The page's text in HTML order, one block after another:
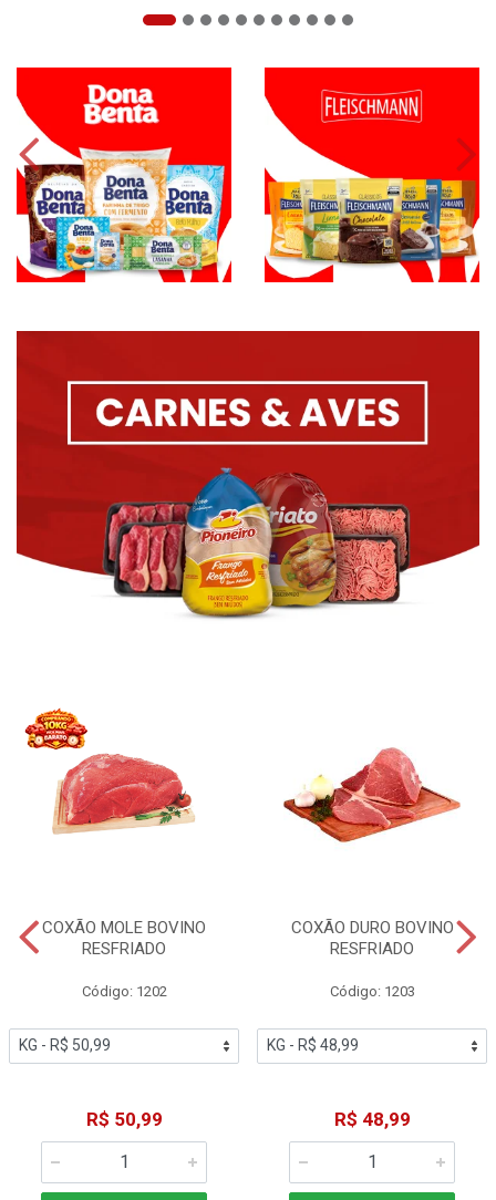
COXÃO MOLE BOVINO
RESFRIADO
Código: 1202
R$ 50,99
COXÃO DURO BOVINO
RESFRIADO
Código: 1203
R$ 48,99